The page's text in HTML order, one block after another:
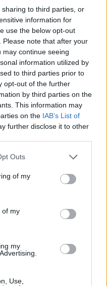
to third parties, or
information for
use the below opt-out
note that after your
continue seeing
information utilized by
to third parties prior to
opt-out of the further
by third parties on the
This information may
on the IAB’s List of
further disclose it to other
uses one or more Google
You may click to
its third-party tags to
in below Google
Outs
of my
of my
my
Use,
arriva il Campo Base:
Palau: grande
suo racconto
sul centro accoglienza
sole e caldo tornano
chiuse ancora fino a